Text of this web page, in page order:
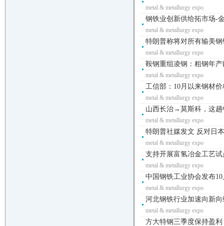
metal & metallurgy expo
钢铁业创新供给拓市场-
metal & metallurgy expo
特朗普称将对所有输美
metal & metallurgy expo
鞍钢重组凌钢：粗钢年
metal & metallurgy expo
工信部：10月以来钢材
metal & metallurgy expo
山西长治→莫斯科，这趟
metal & metallurgy expo
特朗普社媒发文 反对日
metal & metallurgy expo
支持开展富氢冶金工艺
metal & metallurgy expo
中国钢铁工业协会发布
metal & metallurgy expo
河北钢铁行业加速向新
metal & metallurgy expo
方大特钢三季度保持盈